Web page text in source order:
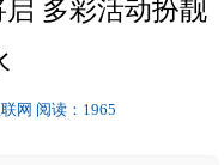
多彩活动扮靓
网 阅读：1965